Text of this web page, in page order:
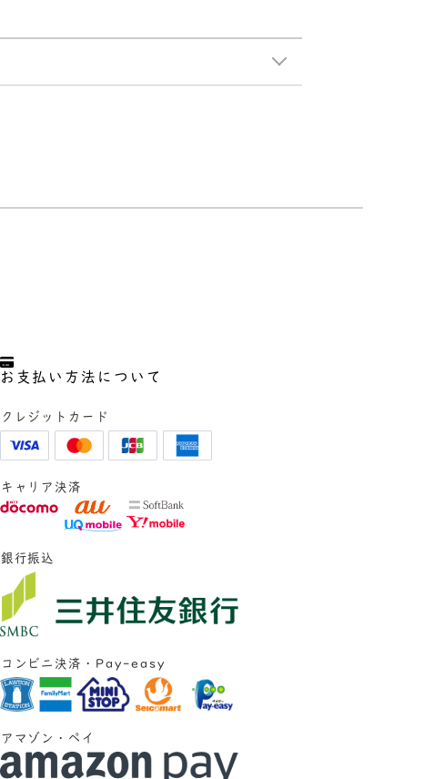
お支払い方法について
クレジットカード
キャリア決済
銀行振込
コンビニ決済・Pay-easy
アマゾン・ペイ